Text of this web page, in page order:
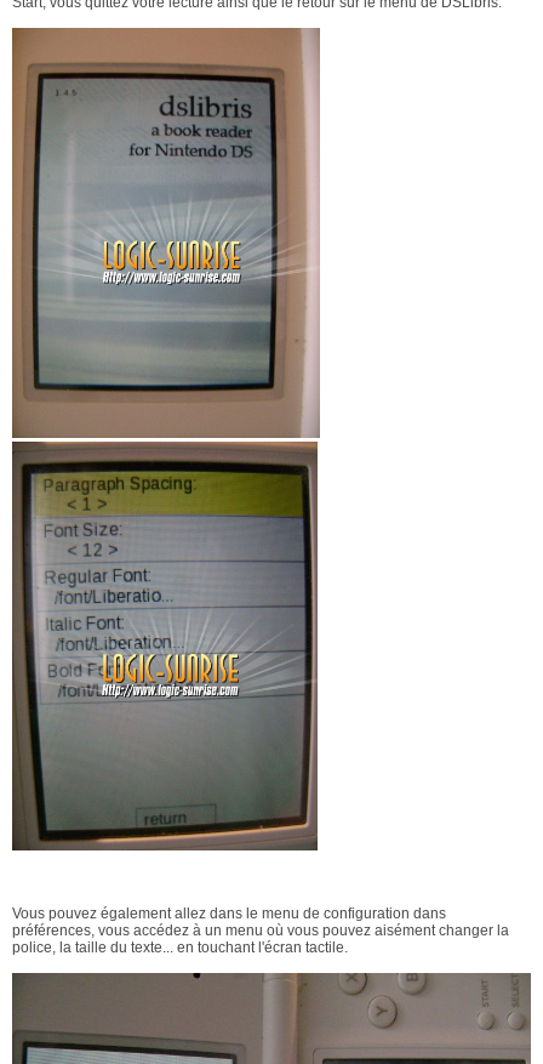
Vous pouvez également allez dans le menu de configuration dans
préférences, vous accédez à un menu où vous pouvez aisément changer la
police, la taille du texte... en touchant l'écran tactile.